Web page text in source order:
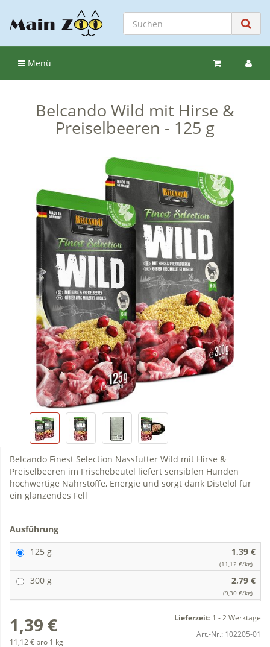
Menü
Belcando Wild mit Hirse &
Preiselbeeren - 125 g
Belcando Finest Selection Nassfutter Wild mit Hirse &
Preiselbeeren im Frischebeutel liefert sensiblen Hunden
hochwertige Nährstoffe, Energie und sorgt dank Distelöl für
ein glänzendes Fell
Ausführung
125 g
1,39 €
(11,12 €/kg)
300 g 2,79 €
(9,30 €/kg)
1,39 €
11,12 € pro 1 kg
Lieferzeit: 1 - 2 Werktage
Art.-Nr.: 102205-01